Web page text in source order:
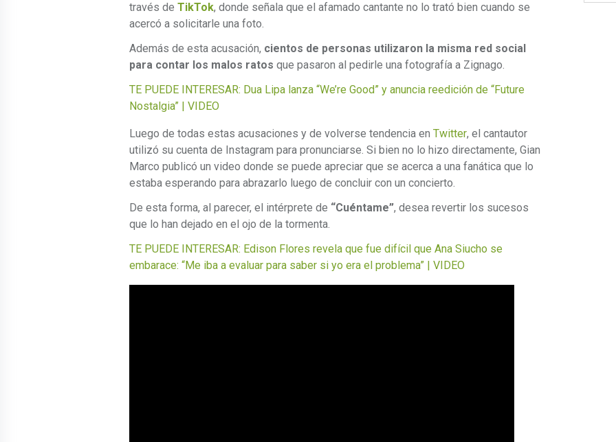
través de TikTok, donde señala que el afamado cantante no lo trató bien cuando se
acercó a solicitarle una foto.
Además de esta acusación, cientos de personas utilizaron la misma red social
para contar los malos ratos que pasaron al pedirle una fotografía a Zignago.
TE PUEDE INTERESAR: Dua Lipa lanza “We’re Good” y anuncia reedición de “Future
Nostalgia” | VIDEO
Luego de todas estas acusaciones y de volverse tendencia en Twitter, el cantautor
utilizó su cuenta de Instagram para pronunciarse. Si bien no lo hizo directamente, Gian
Marco publicó un video donde se puede apreciar que se acerca a una fanática que lo
estaba esperando para abrazarlo luego de concluir con un concierto.
De esta forma, al parecer, el intérprete de “Cuéntame”, desea revertir los sucesos
que lo han dejado en el ojo de la tormenta.
TE PUEDE INTERESAR: Edison Flores revela que fue difícil que Ana Siucho se
embarace: “Me iba a evaluar para saber si yo era el problema” | VIDEO